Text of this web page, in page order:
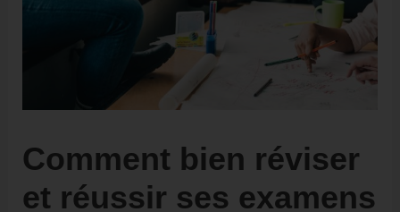
Comment bien réviser
et réussir ses examens